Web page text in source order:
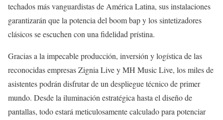
techados más vanguardistas de América Latina, sus instalaciones
garantizarán que la potencia del boom bap y los sintetizadores
clásicos se escuchen con una fidelidad prístina.
Gracias a la impecable producción, inversión y logística de las
reconocidas empresas Zignia Live y MH Music Live, los miles de
asistentes podrán disfrutar de un despliegue técnico de primer
mundo. Desde la iluminación estratégica hasta el diseño de
pantallas, todo estará meticulosamente calculado para potenciar